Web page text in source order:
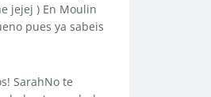
jejej ) En Moulin
pues ya sabeis
SarahNo te